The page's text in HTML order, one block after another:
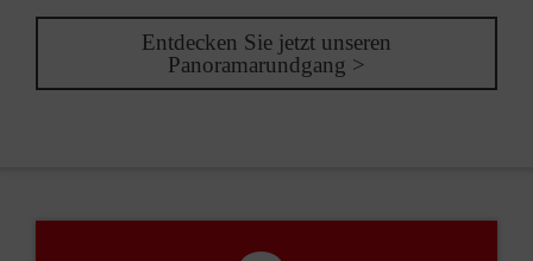
Entdecken Sie jetzt unseren
Panoramarundgang >